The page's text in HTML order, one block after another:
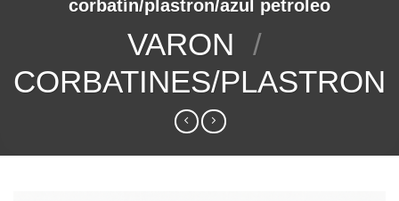
corbatín/plastron/azul petroleo
VARON /
CORBATINES/PLASTRON